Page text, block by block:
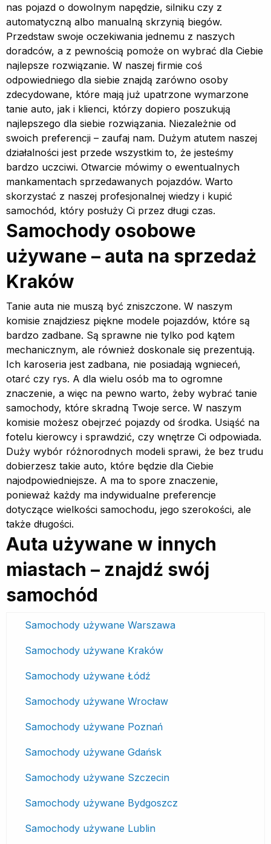
nas pojazd o dowolnym napędzie, silniku czy z
automatyczną albo manualną skrzynią biegów.
Przedstaw swoje oczekiwania jednemu z naszych
doradców, a z pewnością pomoże on wybrać dla Ciebie
najlepsze rozwiązanie. W naszej firmie coś
odpowiedniego dla siebie znajdą zarówno osoby
zdecydowane, które mają już upatrzone wymarzone
tanie auto, jak i klienci, którzy dopiero poszukują
najlepszego dla siebie rozwiązania. Niezależnie od
swoich preferencji – zaufaj nam. Dużym atutem naszej
działalności jest przede wszystkim to, że jesteśmy
bardzo uczciwi. Otwarcie mówimy o ewentualnych
mankamentach sprzedawanych pojazdów. Warto
skorzystać z naszej profesjonalnej wiedzy i kupić
samochód, który posłuży Ci przez długi czas.
Samochody osobowe
używane – auta na sprzedaż
Kraków
Tanie auta nie muszą być zniszczone. W naszym
komisie znajdziesz piękne modele pojazdów, które są
bardzo zadbane. Są sprawne nie tylko pod kątem
mechanicznym, ale również doskonale się prezentują.
Ich karoseria jest zadbana, nie posiadają wgnieceń,
otarć czy rys. A dla wielu osób ma to ogromne
znaczenie, a więc na pewno warto, żeby wybrać tanie
samochody, które skradną Twoje serce. W naszym
komisie możesz obejrzeć pojazdy od środka. Usiąść na
fotelu kierowcy i sprawdzić, czy wnętrze Ci odpowiada.
Duży wybór różnorodnych modeli sprawi, że bez trudu
dobierzesz takie auto, które będzie dla Ciebie
najodpowiedniejsze. A ma to spore znaczenie,
ponieważ każdy ma indywidualne preferencje
dotyczące wielkości samochodu, jego szerokości, ale
także długości.
Auta używane w innych
miastach – znajdź swój
samochód
Samochody używane Warszawa
Samochody używane Kraków
Samochody używane Łódź
Samochody używane Wrocław
Samochody używane Poznań
Samochody używane Gdańsk
Samochody używane Szczecin
Samochody używane Bydgoszcz
Samochody używane Lublin